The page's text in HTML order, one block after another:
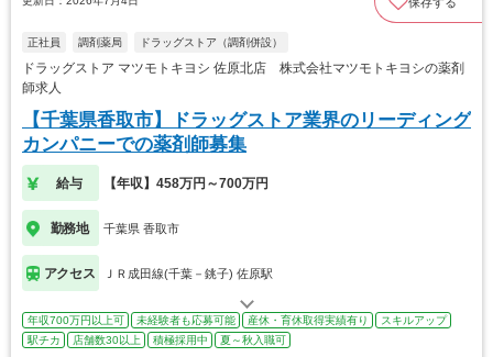
正社員 調剤薬局 ドラッグストア（調剤併設）
ドラッグストア マツモトキヨシ 佐原北店 株式会社マツモトキヨシの薬剤
師求人
【千葉県香取市】ドラッグストア業界のリーディング
カンパニーでの薬剤師募集
給与 【年収】458万円～700万円
勤務地 千葉県 香取市
アクセス ＪＲ成田線(千葉－銚子) 佐原駅
年収700万円以上可 未経験者も応募可能 産休・育休取得実績有り
スキルアップ
駅チカ
店舗数30以上 積極採用中 夏～秋入職可